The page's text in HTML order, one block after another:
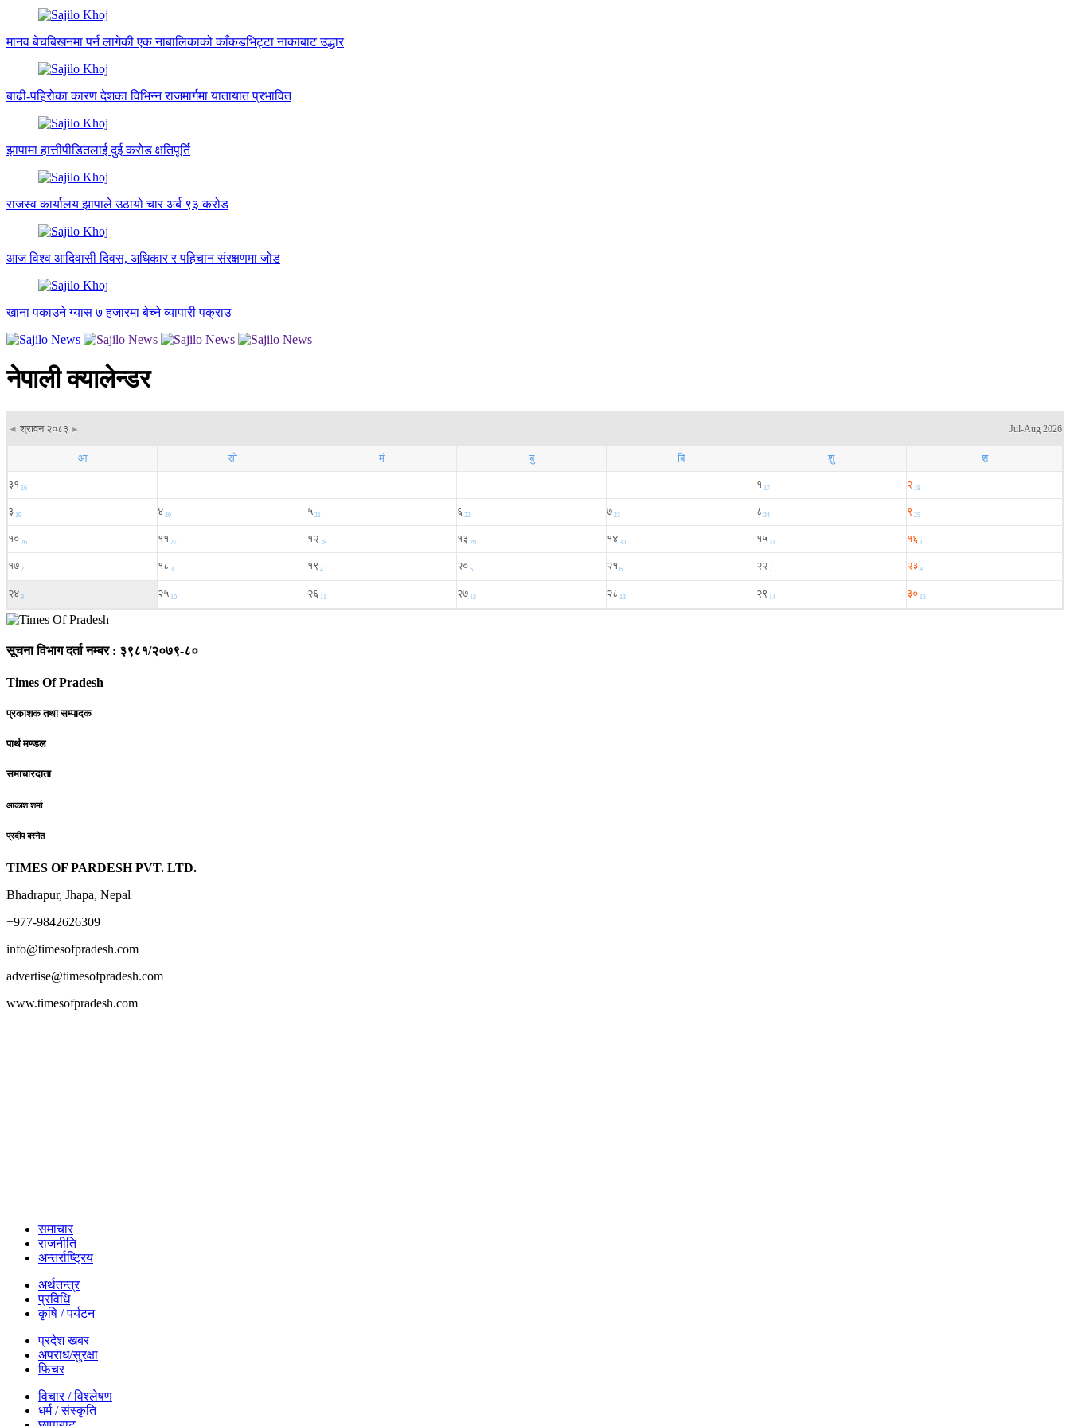
मानव बेचबिखनमा पर्न लागेकी एक नाबालिकाको काँकडभिट्टा नाकाबाट उद्धार
बाढी-पहिरोका कारण देशका विभिन्न राजमार्गमा यातायात प्रभावित
झापामा हात्तीपीडितलाई दुई करोड क्षतिपूर्ति
राजस्व कार्यालय झापाले उठायो चार अर्ब ९३ करोड
आज विश्व आदिवासी दिवस, अधिकार र पहिचान संरक्षणमा जोड
खाना पकाउने ग्यास ७ हजारमा बेच्ने व्यापारी पक्राउ
नेपाली क्यालेन्डर
सूचना विभाग दर्ता नम्बर : ३९८१/२०७९-८०
Times Of Pradesh
प्रकाशक तथा सम्पादक
पार्थ मण्डल
समाचारदाता
आकाश शर्मा
प्रदीप बस्नेत
TIMES OF PARDESH PVT. LTD.
Bhadrapur, Jhapa, Nepal
+977-9842626309
info@timesofpradesh.com
advertise@timesofpradesh.com
www.timesofpradesh.com
समाचार
राजनीति
अन्तर्राष्ट्रिय
अर्थतन्त्र
प्रविधि
कृषि / पर्यटन
प्रदेश खबर
अपराध/सुरक्षा
फिचर
विचार / विश्लेषण
धर्म / संस्कृति